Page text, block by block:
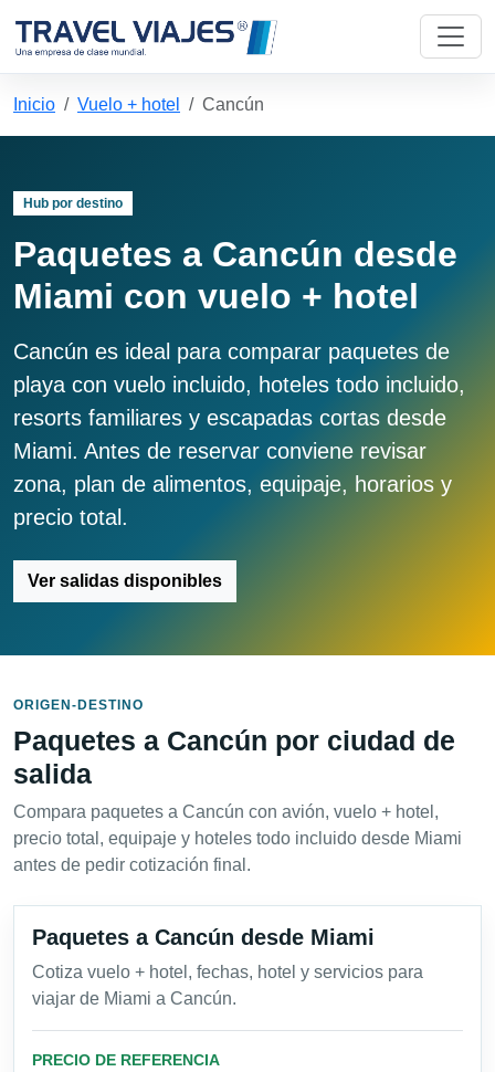
Inicio Vuelo + hotel Cancún
Hub por destino
Paquetes a Cancún desde
Miami con vuelo + hotel
Cancún es ideal para comparar paquetes de
playa con vuelo incluido, hoteles todo incluido,
resorts familiares y escapadas cortas desde
Miami. Antes de reservar conviene revisar
zona, plan de alimentos, equipaje, horarios y
precio total.
Ver salidas disponibles
ORIGEN-DESTINO
Paquetes a Cancún por ciudad de
salida
Compara paquetes a Cancún con avión, vuelo + hotel,
precio total, equipaje y hoteles todo incluido desde Miami
antes de pedir cotización final.
Paquetes a Cancún desde Miami
Cotiza vuelo + hotel, fechas, hotel y servicios para
viajar de Miami a Cancún.
PRECIO DE REFERENCIA